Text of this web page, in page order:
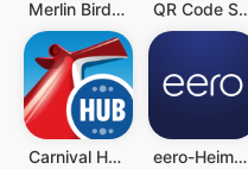
Merlin Bird ID von Cornell Lab QR Code
Carnival HUB eero-Heim-WLAN-System